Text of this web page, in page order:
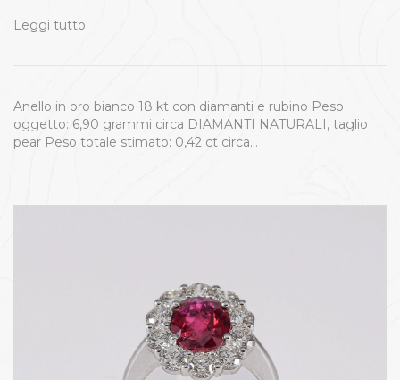
Leggi tutto
Anello in oro bianco 18 kt con diamanti e rubino Peso
oggetto: 6,90 grammi circa DIAMANTI NATURALI, taglio
pear Peso totale stimato: 0,42 ct circa…